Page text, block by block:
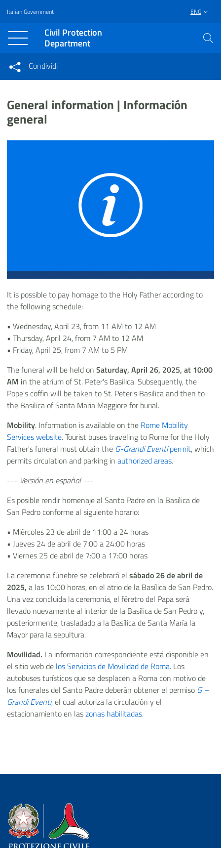
Vai al contenuto principale
Raggiungi il piè di pagina
Italian Government ENG
Civil Protection
Department
Condividi su Facebook
Condividi su LinkedIn
Condividi
Condividi sui social network
General information | Información
general
It is possible to pay homage to the Holy Father according to
the following schedule:
• Wednesday, April 23, from 11 AM to 12 AM
• Thursday, April 24, from 7 AM to 12 AM
• Friday, April 25, from 7 AM to 5 PM
The funeral will be held on Saturday, April 26, 2025, at 10:00
AM in the atrium of St. Peter's Basilica. Subsequently, the
Pope's coffin will be taken to St. Peter's Basilica and then to
the Basilica of Santa Maria Maggiore for burial.
Mobility. Information is available on the Rome Mobility
Services website. Tourist buses traveling to Rome for the Holy
Father's funeral must obtain the G-Grandi Eventipermit, which
permits circulation and parking in authorized areas.
--- Versión en español ---
Es posible rendir homenaje al Santo Padre en la Basílica de
San Pedro conforme al siguiente horario:
• Miércoles 23 de abril de 11:00 a 24 horas
• Jueves 24 de abril de 7:00 a 24:00 horas
• Viernes 25 de abril de 7:00 a 17:00 horas
La ceremonia fúnebre se celebrará el sábado 26 de abril de
2025, a las 10:00 horas, en el atrio de la Basílica de San Pedro.
Una vez concluida la ceremonia, el féretro del Papa será
llevado nuevamente al interior de la Basílica de San Pedro y,
posteriormente, trasladado a la Basílica de Santa María la
Mayor para la sepultura.
Movilidad. La información correspondiente está disponible en
el sitio web de los Servicios de Movilidad de Roma. Los
autobuses turísticos que se desplacen a Roma con motivo de
los funerales del Santo Padre deberán obtener el permiso G –
Grandi Eventi,el cual autoriza la circulación y el
estacionamiento en laszonas habilitadas.
Dipartimento della Protezione Civile